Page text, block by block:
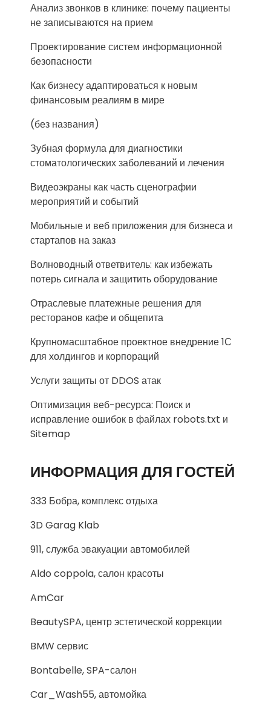
Анализ звонков в клинике: почему пациенты
не записываются на прием
Проектирование систем информационной
безопасности
Как бизнесу адаптироваться к новым
финансовым реалиям в мире
(без названия)
Зубная формула для диагностики
стоматологических заболеваний и лечения
Видеоэкраны как часть сценографии
мероприятий и событий
Мобильные и веб приложения для бизнеса и
стартапов на заказ
Волноводный ответвитель: как избежать
потерь сигнала и защитить оборудование
Отраслевые платежные решения для
ресторанов кафе и общепита
Крупномасштабное проектное внедрение 1С
для холдингов и корпораций
Услуги защиты от DDOS атак
Оптимизация веб-ресурса: Поиск и
исправление ошибок в файлах robots.txt и
Sitemap
ИНФОРМАЦИЯ ДЛЯ ГОСТЕЙ
333 Бобра, комплекс отдыха
3D Garag Klab
911, служба эвакуации автомобилей
Aldo coppola, салон красоты
AmCar
BeautySPA, центр эстетической коррекции
BMW сервис
Bontabelle, SPA-салон
Car_Wash55, автомойка